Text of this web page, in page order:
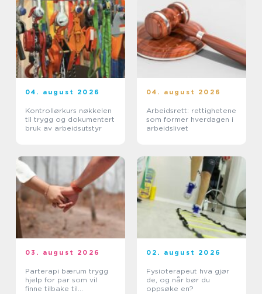
04. august 2026
Kontrollørkurs nøkkelen
til trygg og dokumentert
bruk av arbeidsutstyr
04. august 2026
Arbeidsrett: rettighetene
som former hverdagen i
arbeidslivet
03. august 2026
Parterapi bærum trygg
hjelp for par som vil
finne tilbake til
02. august 2026
Fysioterapeut hva gjør
de, og når bør du
oppsøke en?